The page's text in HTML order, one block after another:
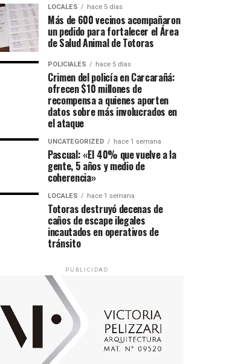
LOCALES hace 5 días
Más de 600 vecinos acompañaron
un pedido para fortalecer el Área
de Salud Animal de Totoras
POLICIALES hace 5 días
Crimen del policía en Carcarañá:
ofrecen $10 millones de
recompensa a quienes aporten
datos sobre más involucrados en
el ataque
UNCATEGORIZED hace 1 semana
Pascual: «El 40% que vuelve a la
gente, 5 años y medio de
coherencia»
LOCALES hace 1 semana
Totoras destruyó decenas de
caños de escape ilegales
incautados en operativos de
tránsito
PUBLICIDAD